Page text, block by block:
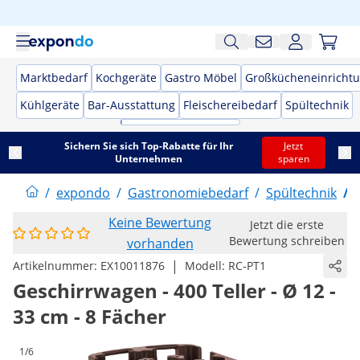
Marktbedarf Kochgeräte Gastro Möbel
Kühlgeräte Bar-Ausstattung Fleischereibedarf Spültechnik
Sichern Sie sich Top-Rabatte für Ihr
Unternehmen
Jetzt
sparen
/ expondo / Gastronomiebedarf / Spültechnik /
Keine Bewertung
vorhanden
Jetzt die erste
Bewertung schreiben
Artikelnummer: EX10011876 | Modell: RC-PT1
Geschirrwagen - 400 Teller - Ø 12 -
33 cm - 8 Fächer
1/6